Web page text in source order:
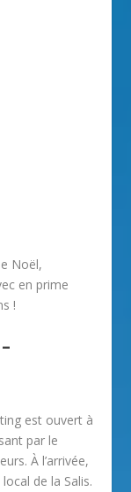
Noël,
en prime
!
est ouvert à
par le
À l’arrivée,
de la Salis.